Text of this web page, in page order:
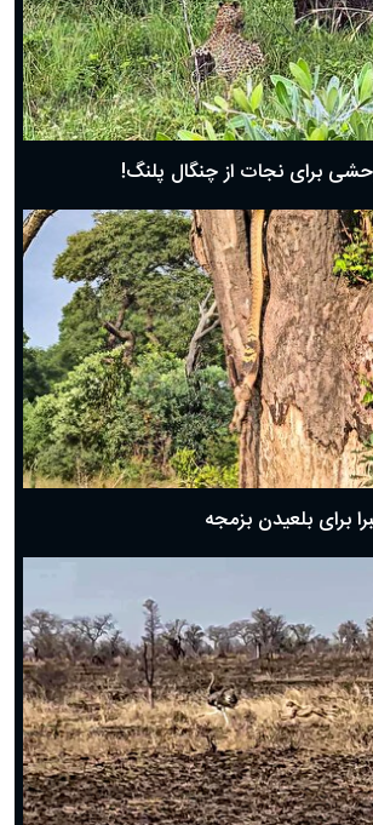
برای نجات از چنگال پلنگ!
برای بلعیدن بزمجه